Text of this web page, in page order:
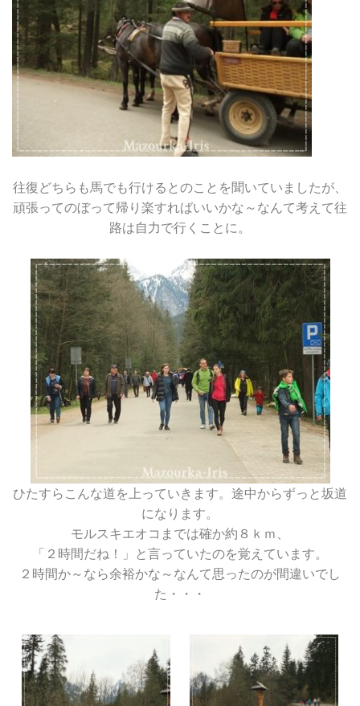
往復どちらも馬でも行けるとのことを聞いていましたが、
頑張ってのぼって帰り楽すればいいかな～なんて考えて往
路は自力で行くことに。
ひたすらこんな道を上っていきます。途中からずっと坂道
になります。
モルスキエオコまでは確か約８ｋｍ、
「２時間だね！」と言っていたのを覚えています。
２時間か～なら余裕かな～なんて思ったのが間違いでし
た・・・